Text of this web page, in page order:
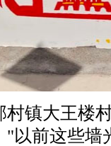
大王楼村
"以前这些墙